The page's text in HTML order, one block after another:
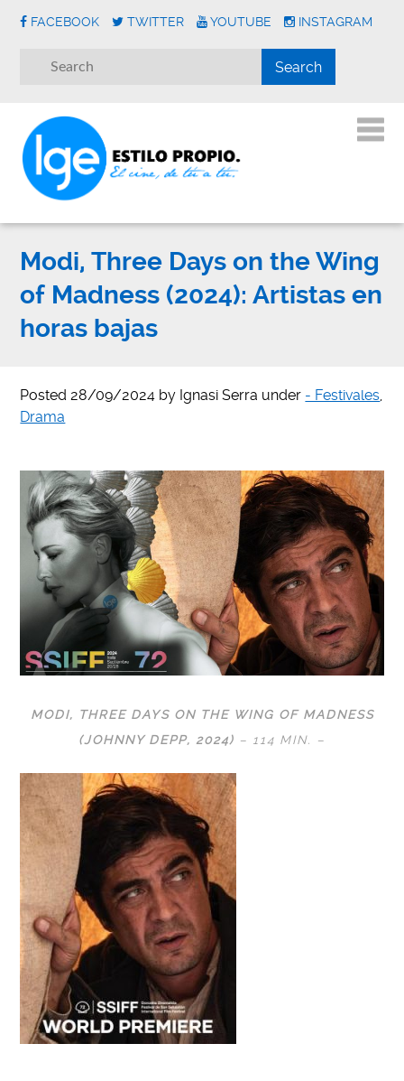
FACEBOOK TWITTER YOUTUBE INSTAGRAM
Modi, Three Days on the Wing
of Madness (2024): Artistas en
horas bajas
Posted28/09/2024 by Ignasi Serra under - Festivales,
Drama
MODI, THREE DAYS ON THE WING OF MADNESS
(JOHNNY DEPP, 2024) – 114 MIN. –